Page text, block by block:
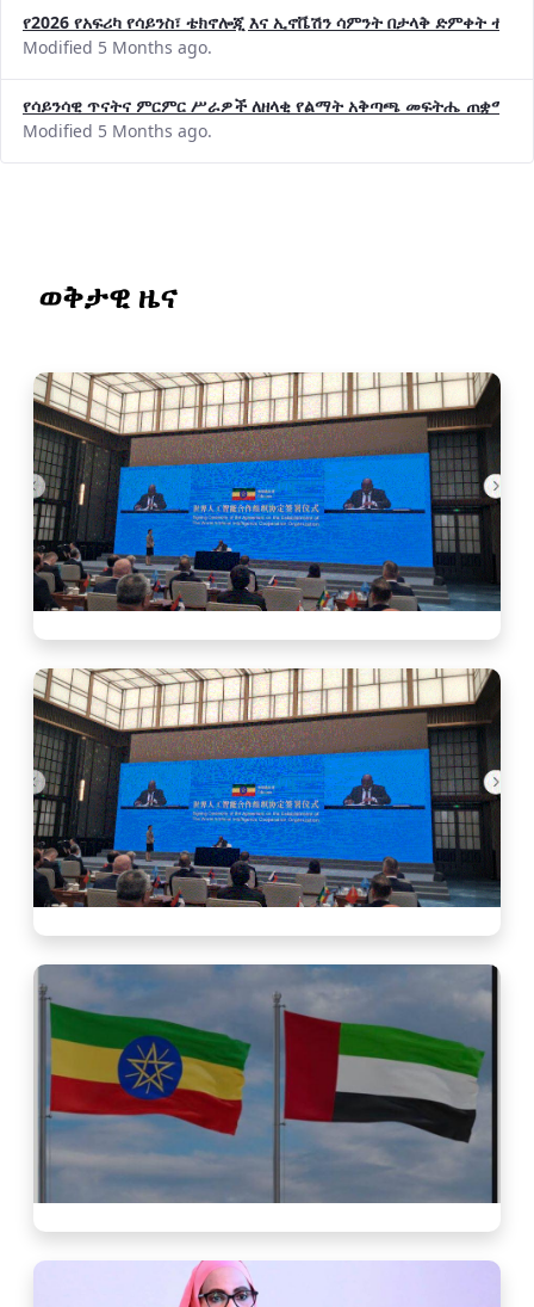
የ2026 የአፍሪካ የሳይንስ፣ ቴክኖሎጂ እና ኢኖቬሽን ሳምንት በታላቅ ድምቀት
Modified 5 Months ago.
የሳይንሳዊ ጥናትና ምርምር ሥራዎች ለዘላቂ የልማት አቅጣጫ መፍትሔ ጠቋሚ
Modified 5 Months ago.
ወቅታዊ ዜና